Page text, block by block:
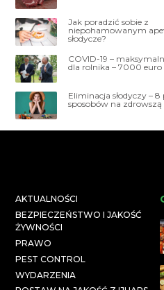
Jak poradzić sobie z
niepohamowanym
słodycze?
COVID-19 –
dla rolnika – 7000 euro
Eliminacja słodyczy –
sposobów na zdrowszą
AKTUALNOŚCI
BEZPIECZEŃSTWO I JAKOŚĆ
ŻYWNOŚCI
PRAWO
PEST CONTROL
WYDARZENIA